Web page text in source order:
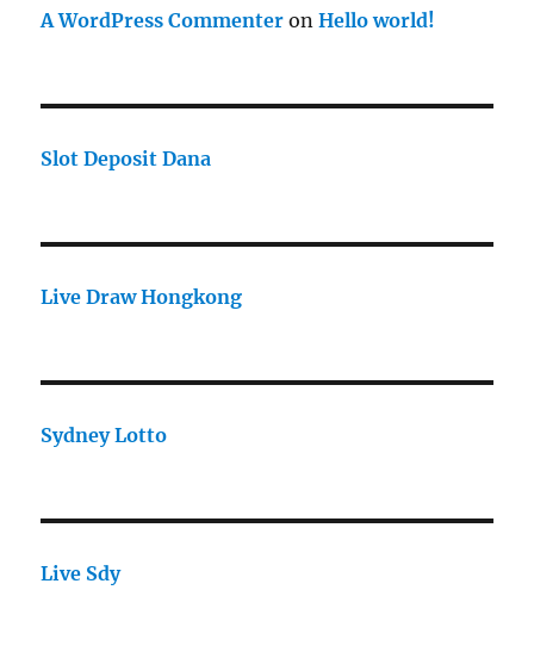
A WordPress Commenter onHello world!
Slot Deposit Dana
Live Draw Hongkong
Sydney Lotto
Live Sdy